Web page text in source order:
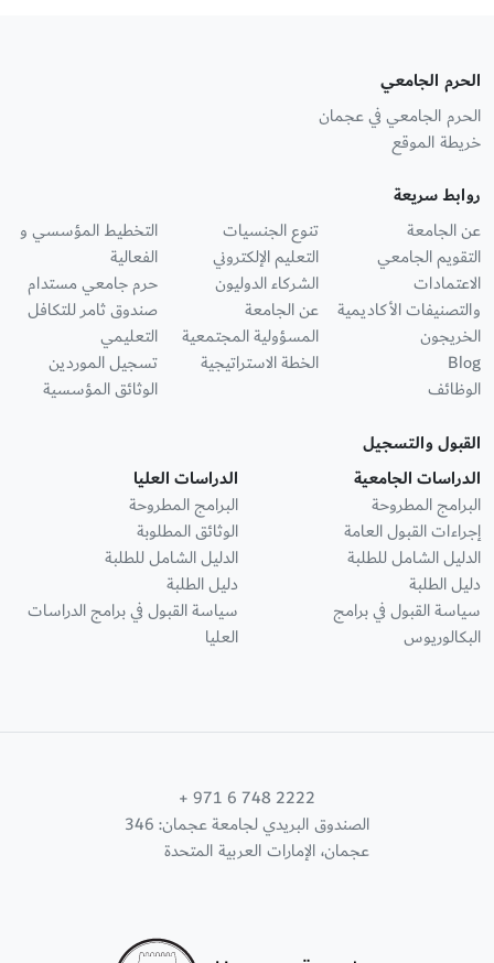
الحرم الجامعي
الحرم الجامعي في عجمان
خريطة الموقع
روابط سريعة
عن الجامعة
التقويم الجامعي
الاعتمادات
والتصنيفات الأكاديمية
الخريجون
Blog
الوظائف
تنوع الجنسيات
التعليم الإلكتروني
الشركاء الدوليون
عن الجامعة
المسؤولية المجتمعية
الخطة الاستراتيجية
التخطيط المؤسسي و
الفعالية
حرم جامعي مستدام
صندوق ثامر للتكافل
التعليمي
تسجيل الموردين
الوثائق المؤسسية
القبول والتسجيل
الدراسات الجامعية
البرامج المطروحة
إجراءات القبول العامة
الدليل الشامل للطلبة
دليل الطلبة
سياسة القبول في برامج
البكالوريوس
الدراسات العليا
البرامج المطروحة
الوثائق المطلوبة
الدليل الشامل للطلبة
دليل الطلبة
سياسة القبول في برامج الدراسات
العليا
+ 971 6 748 2222
الصندوق البريدي لجامعة عجمان: 346
عجمان، الإمارات العربية المتحدة